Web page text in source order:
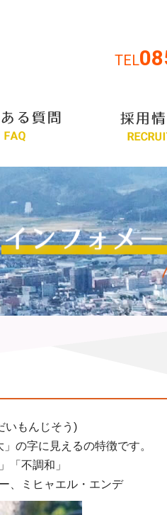
TEL
もんじそう)
の字に見えるの特徴です。
「不調和」
、ミヒャエル・エンデ